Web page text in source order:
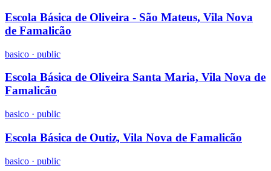
Escola Básica de Oliveira - São Mateus, Vila Nova
de Famalicão
basico · public
Escola Básica de Oliveira Santa Maria, Vila Nova de
Famalicão
basico · public
Escola Básica de Outiz, Vila Nova de Famalicão
basico · public